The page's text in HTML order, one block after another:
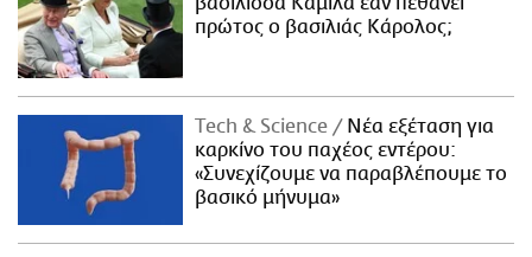
πρώτος ο βασιλιάς Κάρολος;
Τech & Science
Νέα εξέταση για
καρκίνο του παχέος εντέρου:
«Συνεχίζουμε να παραβλέπουμε το
βασικό μήνυμα»